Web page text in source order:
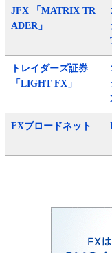
JFX 「MATRIX TR
ADER」
トレイダーズ証券
「LIGHT FX」
FXブロードネット